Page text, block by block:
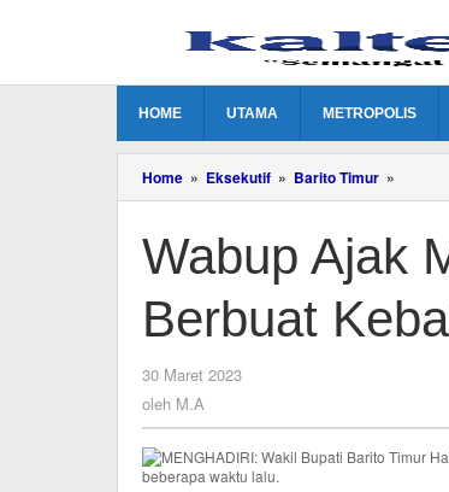
HOME UTAMA METROPOLIS
Home » Eksekutif » Barito Timur »
Ajak
Wabup Ajak
Berbuat
30 Maret 2023
oleh M.A